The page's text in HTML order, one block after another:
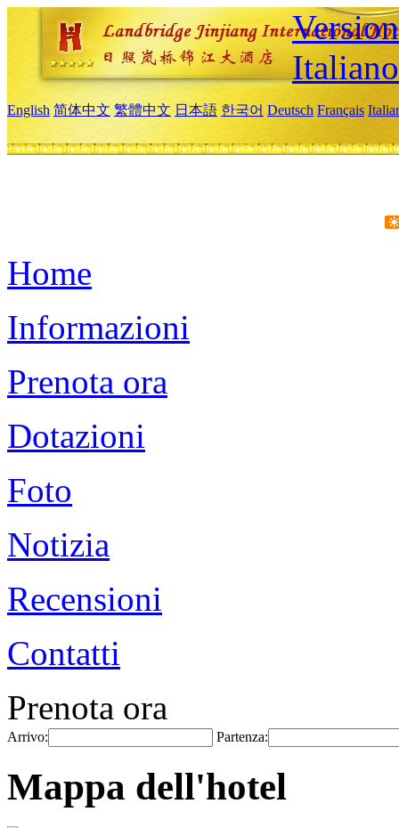
Italiano
English 简体中文 繁體中文 日本語 한국어 Deutsch Français
Home
Informazioni
Prenota ora
Dotazioni
Foto
Notizia
Recensioni
Contatti
Prenota ora
Arrivo: Partenza:
Mappa dell'hotel